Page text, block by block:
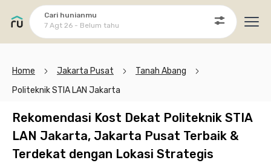
Cari hunianmu
7 Agt 26 - Belum tahu
Home Jakarta Pusat
Tanah Abang
Politeknik STIA LAN Jakarta
Rekomendasi Kost Dekat Politeknik STIA
LAN Jakarta, Jakarta Pusat Terbaik &
Terdekat dengan Lokasi Strategis